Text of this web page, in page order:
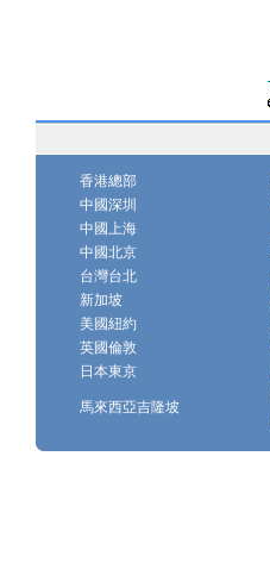
香港總部
中國深圳
中國上海
中國北京
台灣台北
新加坡
美國紐約
英國倫敦
日本東京
馬來西亞吉隆坡